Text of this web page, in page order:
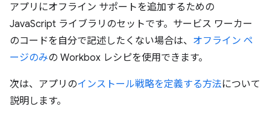
アプリにオフライン サポートを追加するための
JavaScript ライブラリのセットです。サービス ワーカー
のコードを自分で記述したくない場合は、 オフライン ペ
ージのみの Workbox レシピを使用できます。
次は、アプリのインストール戦略を定義する方法について
説明します。